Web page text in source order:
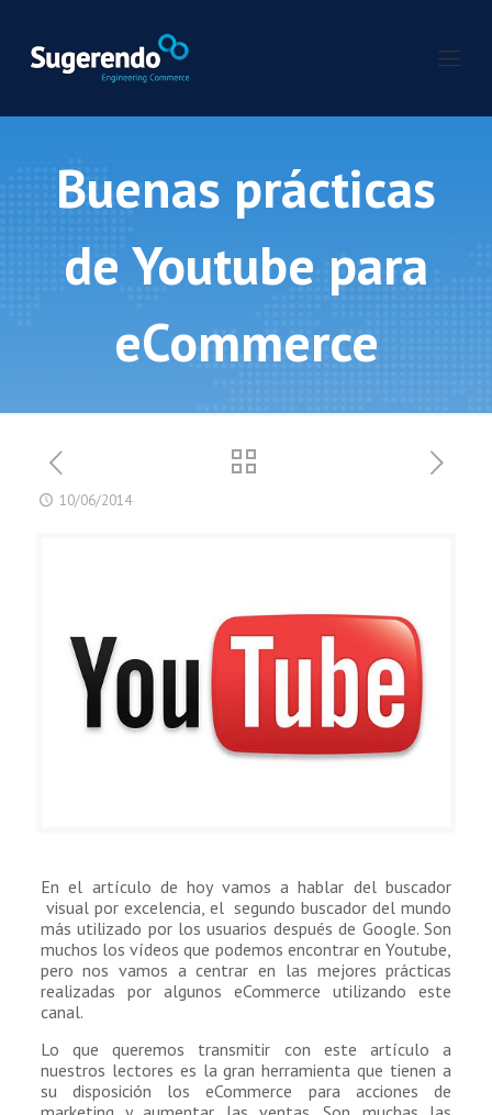
Buenas prácticas
de Youtube para
eCommerce
10/06/2014
En el artículo de hoy vamos a hablar del buscador
visual por excelencia, el segundo buscador del mundo
más utilizado por los usuarios después de Google. Son
muchos los vídeos que podemos encontrar en Youtube,
pero nos vamos a centrar en las mejores prácticas
realizadas por algunos eCommerce utilizando este
canal.
Lo que queremos transmitir con este artículo a
nuestros lectores es la gran herramienta que tienen a
su disposición los eCommerce para acciones de